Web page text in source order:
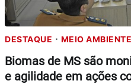
DESTAQUE MEIO AMBIENTE
Biomas de MS são
e agilidade em ações